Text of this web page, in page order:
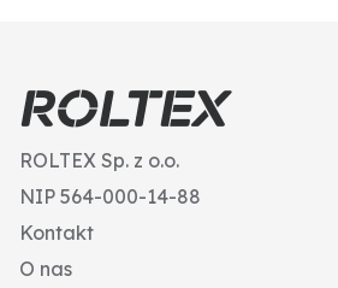
ROLTEX Sp. z o.o.
NIP 564-000-14-88
Kontakt
O nas